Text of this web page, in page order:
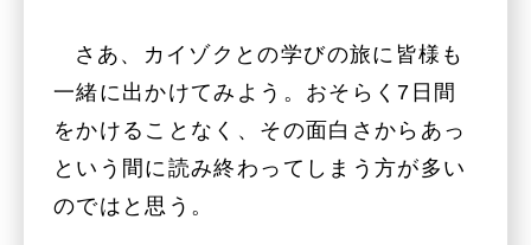
さあ、カイゾクとの学びの旅に皆様も
一緒に出かけてみよう。おそらく7日間
をかけることなく、その面白さからあっ
という間に読み終わってしまう方が多い
のではと思う。